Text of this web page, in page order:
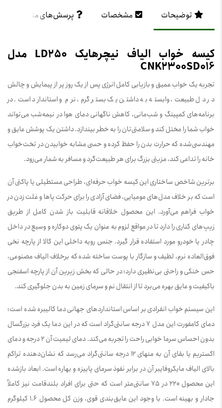
توضیحات مشخصات پرسش‌های متداول
کیسه خواب الیاف نیچرهایک LD250 مدل
CNK2300SD016
تجربه یک خواب عمیق و بازیابی کامل انرژی پس از یک روز پر از پیمایش و چالش
در دل طبیعت، وابسته به داشتن یک بستر گرم، نرم و استاندارد است. در
برنامه‌های کمپینگ و شب‌مانی، کاهش ناگهانی دمای هوا در نیمه‌شب می‌تواند
خواب شما را مختل کند و سلامتی‌تان را به خطر بیندازد. داشتن یک پوشش عایق و
مهندسی‌شده که حرارت بدن را حفظ کرده و حسی مشابه خوابیدن در تخت‌خواب
خانه را تداعی کند، مزیتی بزرگ برای هر طبیعت‌گرد و مسافر به شمار می‌رود.
برترین شاخص ساختاری این کیسه خواب حرفه‌ای، طراحی مستطیلی یا پاکتی آن
است که بر خلاف مدل‌های مومیایی، فضای آزادی را برای حرکت پاها و غلت زدن در
خواب فراهم می‌آورد. این محصول خلاقانه قابلیت باز شدن کامل از طریق
زیپ‌های کناری را دارد تا در مواقع لزوم به عنوان یک پتوی دوکاره و وسیع در داخل
چادر یا خودرو مورد استفاده قرار گیرد. جنس رویه داخلی این کالا از پارچه نخی
فوق‌العاده نرم، لطیف و سازگار با پوست ساخته شده که برخلاف الیاف مصنوعی،
حس خنکی و راحتی بی‌نظیری دارد؛ در حالی که بخش زیرین آن از پارچه اسفنجی
باکیفیت و عایق بهره می‌برد تا از انتقال نم و سرمای زمین به بدن جلوگیری کند.
این سیستم خواب انفرادی بر اساس استانداردهای جهانی دما کالیبره شده است؛
دمای کامفورت این مدل 7 درجه سانتی‌گراد است که در این دما یک فرد بزرگسال
بدون احساس سرما خوابی راحت را تجربه می‌کند. دمای لیمیت آن 2 درجه و دمای
اکستریم یا بقای آن به منهای 12 درجه سانتی‌گراد می‌رسد که نشان‌دهنده تراکم
بالای الیاف مایکروفایبر آن در برابر نفوذ سرمای پاییزه و بهاره است. ابعاد بازشده
این محصول 220 در 75 سانتی‌متر است که حتی برای افراد بلندقامت نیز کاملاً
جادار و بهینه است. با وجود این عایق‌بندی قوی، وزن کل محصول 1.6 کیلوگرم